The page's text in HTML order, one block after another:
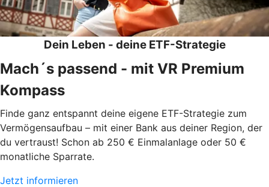
Dein Leben - deine ETF-Strategie
Mach´s passend - mit VR Premium
Kompass
Finde ganz entspannt deine eigene ETF-Strategie zum
Vermögensaufbau – mit einer Bank aus deiner Region, der
du vertraust! Schon ab 250 € Einmalanlage oder 50 €
monatliche Sparrate.
Jetzt informieren